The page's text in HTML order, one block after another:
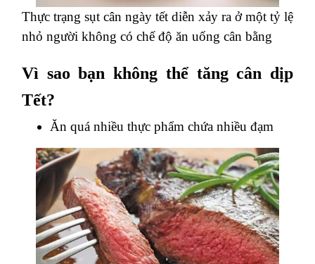
Thực trạng sụt cân ngày tết diễn xảy ra ở một tỷ lệ
nhỏ người không có chế độ ăn uống cân bằng
Vì sao bạn không thể tăng cân dịp
Tết?
Ăn quá nhiều thực phẩm chứa nhiều đạm